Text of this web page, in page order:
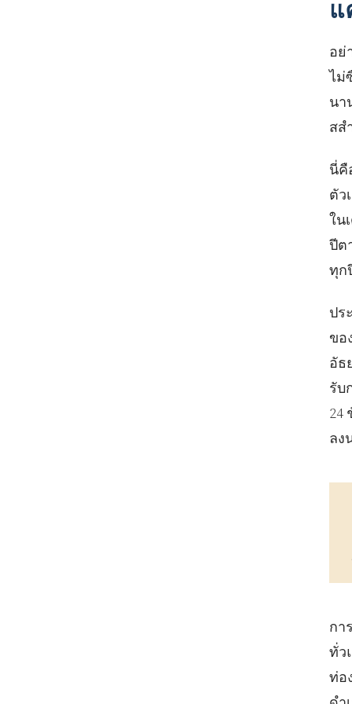
แ
อย่
ไม่
นา
สสํ
นี่คื
ตัว
ใน
ปีต
ทุก
ปร
ขอ
อัธ
รับ
24
ลง
กา
ทั่ว
ท่อ